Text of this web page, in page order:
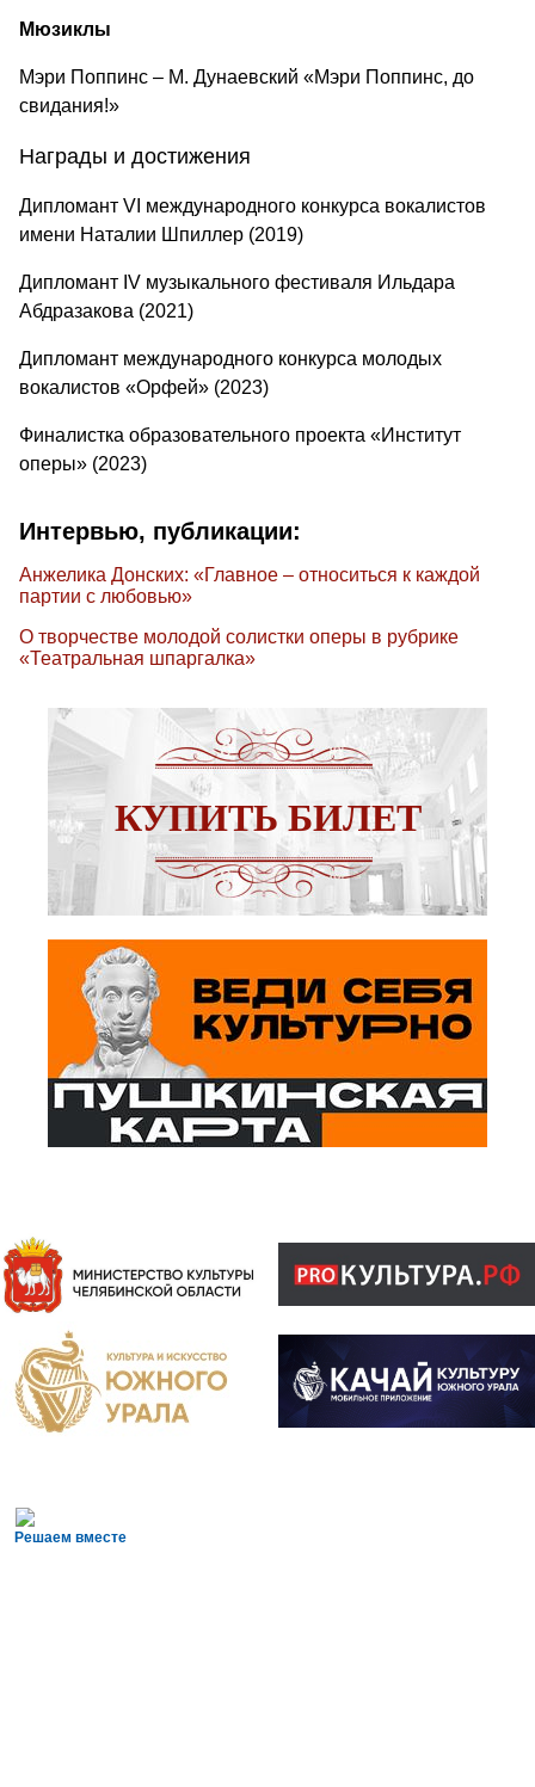
Мюзиклы
Мэри Поппинс – М. Дунаевский «Мэри Поппинс, до
свидания!»
Награды и достижения
Дипломант VI международного конкурса вокалистов
имени Наталии Шпиллер (2019)
Дипломант IV музыкального фестиваля Ильдара
Абдразакова (2021)
Дипломант международного конкурса молодых
вокалистов «Орфей» (2023)
Финалистка образовательного проекта «Институт
оперы» (2023)
Интервью, публикации:
Анжелика Донских: «Главное – относиться к каждой
партии с любовью»
О творчестве молодой солистки оперы в рубрике
«Театральная шпаргалка»
КУПИТЬ БИЛЕТ
Решаем вместе